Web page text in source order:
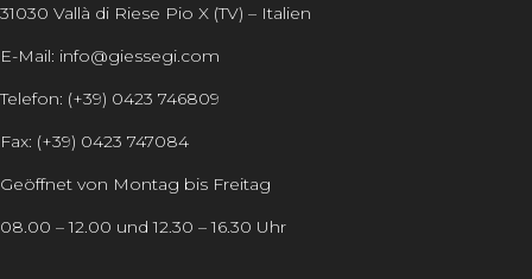
31030 Vallà di Riese Pio X (TV) – Italien
E-Mail: info@giessegi.com
Telefon: (+39) 0423 746809
Fax: (+39) 0423 747084
Geöffnet von Montag bis Freitag
08.00 – 12.00 und 12.30 – 16.30 Uhr